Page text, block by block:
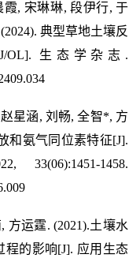
霞, 宋琳琳,段伊行,于
典型草地土壤反
OL]. 生态学杂志 .
赵星涵, 刘畅,全智*, 方
和氨气同位素特征[J].
33(06):1451-1458.
, 方运霆. (2021).土壤水
程的影响[J]. 应用生态